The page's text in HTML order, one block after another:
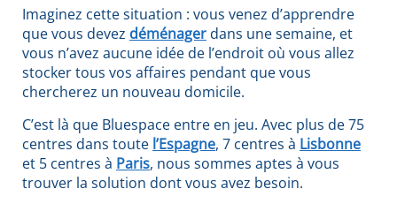
Imaginez cette situation : vous venez d’apprendre
que vous devez déménager dans une semaine, et
vous n’avez aucune idée de l’endroit où vous allez
stocker tous vos affaires pendant que vous
chercherez un nouveau domicile.
C’est là que Bluespace entre en jeu. Avec plus de 75
centres dans toute l’Espagne, 7 centres à Lisbonne
et 5 centres à Paris, nous sommes aptes à vous
trouver la solution dont vous avez besoin.